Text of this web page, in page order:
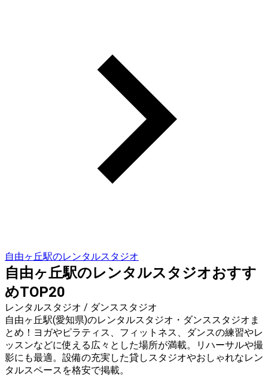
自由ヶ丘駅のレンタルスタジオ
自由ヶ丘駅のレンタルスタジオおすす
めTOP20
レンタルスタジオ / ダンススタジオ
自由ヶ丘駅(愛知県)のレンタルスタジオ・ダンススタジオま
とめ！ヨガやピラティス、フィットネス、ダンスの練習やレ
ッスンなどに使える広々とした場所が満載。リハーサルや撮
影にも最適。設備の充実した貸しスタジオやおしゃれなレン
タルスペースを格安で掲載。